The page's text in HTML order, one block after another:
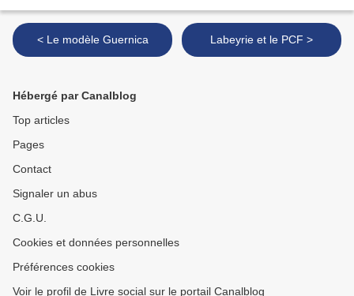
< Le modèle Guernica Labeyrie et le PCF >
Hébergé par Canalblog
Top articles
Pages
Contact
Signaler un abus
C.G.U.
Cookies et données personnelles
Préférences cookies
Voir le profil de Livre social sur le portail Canalblog